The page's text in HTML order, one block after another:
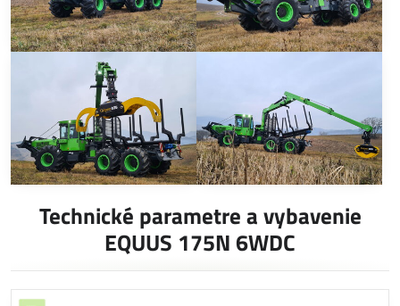
Technické parametre a vybavenie
EQUUS 175N 6WDC